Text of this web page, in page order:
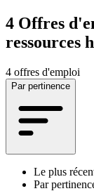
4 Offres
ressources
4 offres d'emploi
Par pertinence
Le plus
Par